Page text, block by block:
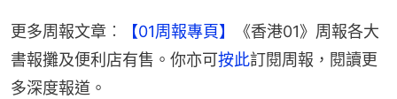
更多周報文章︰ 【01周報專頁】
《香港01》周報各大
書報攤及便利店有售。你亦可按此訂閱周報，閱讀更
多深度報道。